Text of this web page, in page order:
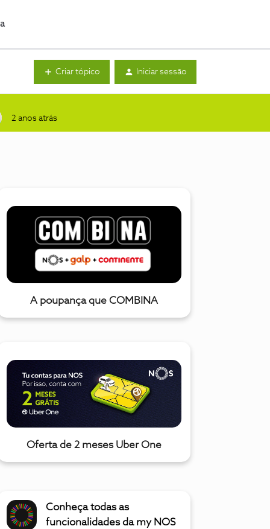
Criar tópico Iniciar sessão
2 anos atrás
A poupança que COMBINA
Oferta de 2 meses Uber One
Conheça todas as
funcionalidades da my NOS